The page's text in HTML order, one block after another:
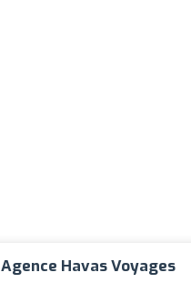
Agence Havas Voyages